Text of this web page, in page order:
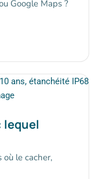
Google Maps ?
lequel
le cacher,